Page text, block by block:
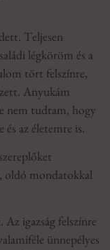
Teljesen
légköröm és a
tört felszínre,
Anyukám
nem tudtam, hogy
és az életemre is.
oldó mondatokkal
igazság felszínre
ünnepélyes